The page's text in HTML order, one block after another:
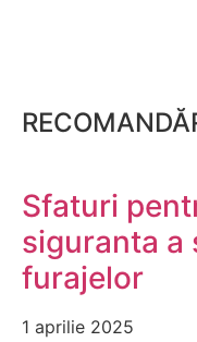
Sfaturi
siguranta a
furajelor
1 aprilie 2025